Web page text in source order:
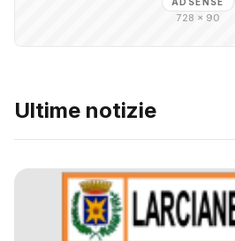
728 × 90
Ultime notizie